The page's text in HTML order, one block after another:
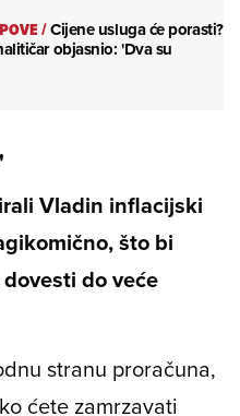
/Cijene usluga će porasti?
objasnio: 'Dva su
Vladin inflacijski
što bi
do veće
stranu proračuna,
ćete zamrzavati